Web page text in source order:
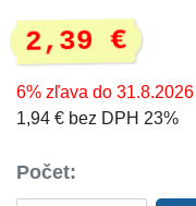
2,39 €
6% zľava do 31.8.2026
1,94 € bez DPH 23%
Počet: